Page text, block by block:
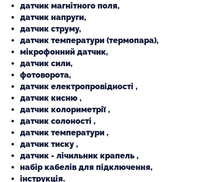
датчик магнітного поля,
датчик напруги,
датчик струму,
датчик температури (термопара),
мікрофонний датчик,
датчик сили,
фотоворота,
датчик електропровідності ,
датчик кисню ,
датчик колориметрії ,
датчик солоності ,
датчик температури ,
датчик тиску ,
датчик - лічильник крапель ,
набір кабелів для підключення,
інструкція.